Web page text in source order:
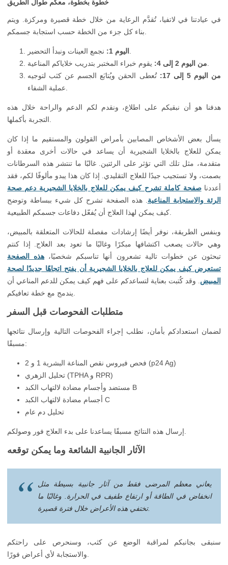
خطوة بخطوة، معكم طوال الطريق
في عيادتنا في لاتفيا، تُقدَّم الرعاية من خلال خطة قصيرة ومركزة. ويتم
اليوم 1:
من اليوم 2 إلى 4:
من اليوم 5 إلى 17:
تُعطى الحقن ويُتابَع الجسم عن كثب لتوجيه
هدفنا هو أن نبقيكم على اطلاع، ونقدم لكم الدعم والراحة خلال هذه
يسأل بعض الأشخاص المصابين بأمراض القولون والمستقيم ما إذا كان
يمكن للعلاج بالخلايا الشجيرية أن يساعد في حالات أخرى معقدة أو
متقدمة، مثل تلك التي تؤثر على الرئتين. غالبًا ما تنتشر هذه السرطانات
بصمت، ولا تستجيب جيدًا للعلاج التقليدي. إذا كان هذا يبدو مألوفًا لكم، فقد
أعددناصفحة كاملة تشرح كيف يمكن للعلاج بالخلايا الشجيرية دعم صحة
الرئة والاستجابة المناعية . هذه الصفحة تشرح كل شيء ببساطة وتوضح
وبنفس الطريقة، نوفر أيضًا إرشادات مفصلة للحالات المتعلقة بالمبيض،
وهي حالات يصعب اكتشافها مبكرًا وغالبًا ما تعود بعد العلاج. إذا كنتم
تبحثون عن خطوات تالية تشعرون أنها تناسبكم شخصيًا، هذه الصفحة
تستعرض كيف يمكن للعلاج بالخلايا الشجيرية أن يفتح اتجاهًا جديدًا لصحة
المبيض . وقد كُتبت بعناية لتساعدكم على فهم كيف يمكن للدعم المناعي أن
متطلبات الفحوصات قبل السفر
لضمان استعدادكم بأمان، نطلب إجراء الفحوصات التالية وإرسال نتائجها
مسبقًا:
فحص فيروس نقص المناعة البشرية 1 و 2 (p24 Ag)
تحليل الزهري (TPHA و RPR)
مستضد وأجسام مضادة لالتهاب الكبد B
أجسام مضادة لالتهاب الكبد C
تحليل دم عام
الآثار الجانبية الشائعة وما يمكن توقعه
يعاني معظم المرضى فقط من آثار جانبية بسيطة مثل
انخفاض في الطاقة أو ارتفاع طفيف في الحرارة. وغالبًا ما
تختفي هذه الأعراض خلال فترة قصيرة.
سنبقى بجانبكم لمراقبة الوضع عن كثب، وسنحرص على راحتكم